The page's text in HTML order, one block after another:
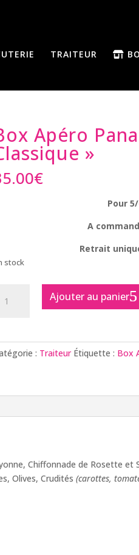
TRAITEUR
Apéro
»
€
Pour
A
Retrait
stock
Ajouter au panier
: Traiteur Étiquette : Box
Chiffonnade de Rosette et
Olives, Crudités(carottes,